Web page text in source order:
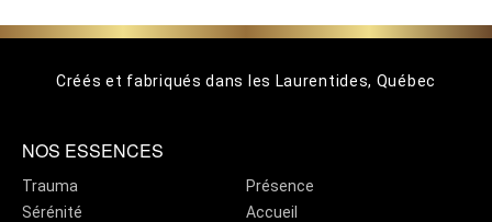
Créés et fabriqués dans les Laurentides, Québec
NOS ESSENCES
Trauma
Présence
Sérénité
Accueil